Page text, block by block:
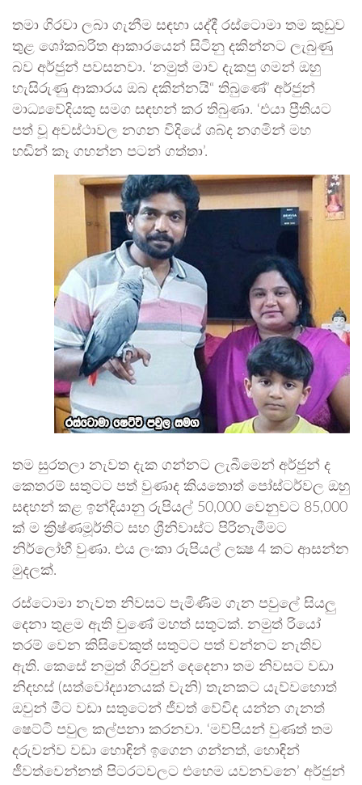
තමා ගිරවා ලබා ගැනීම සඳහා යද්දී රස්ටොමා තම කුඩුව
තුළ ශෝකබරිත ආකාරයෙන් සිටිනු දකින්නට ලැබුණු
බව අර්ජුන් පවසනවා. ‘නමුත් මාව දැකපු ගමන් ඔහු
හැසිරුණු ආකාරය ඔබ දකින්නයි“ තිබුණේ’ අර්ජුන්
මාධ්‍යවේදියකු සමග සඳහන් කර තිබුණා. ‘එයා ප්‍රීතියට
පත් වූ අවස්ථාවල නගන විදියේ ශබ්ද නගමින් මහ
හඬින් කෑ ගහන්න පටන් ගත්තා’.
තම සුරතලා නැවත දැක ගන්නට ලැබීමෙන් අර්ජුන් ද
කෙතරම් සතුටට පත් වුණාද කියතොත් පෝස්ටර්වල ඔහු
සඳහන් කළ ඉන්දියානු රුපියල් 50,000 වෙනුවට 85,000
ක් ම ක්‍රිෂ්ණමූර්තිට සහ ශ්‍රීනිවාස්ට පිරිනැමීමට
නිර්ලෝභී වුණා. එය ලංකා රුපියල් ලක්‍ෂ 4 කට ආසන්න
මුදලක්.
රස්ටොමා නැවත නිවසට පැමිණීම ගැන පවුලේ සියලු
දෙනා තුළම ඇති වුණේ මහත් සතුටක්. නමුත් රියෝ
තරම් වෙන කිසිවෙකුත් සතුටට පත් වන්නට නැතිව
ඇති. කෙසේ නමුත් ගිරවුන් දෙදෙනා තම නිවසට වඩා
නිදහස් (සත්වෝද්‍යානයක් වැනි) තැනකට යැව්වහොත්
ඔවුන් මීට වඩා සතුටෙන් ජීවත් වේවිද යන්න ගැනත්
ෂෙට්ටි පවුල කල්පනා කරනවා. ‘මව්පියන් වුණත් තම
දරුවන්ව වඩා හොඳින් ඉගෙන ගන්නත්, හොඳින්
ජීවත්වෙන්නත් පිටරටවලට එහෙම යවනවනෙ’ අර්ජුන්